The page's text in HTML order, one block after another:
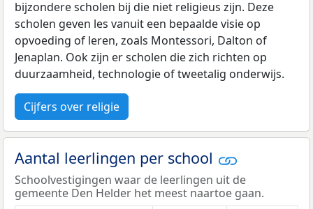
bijzondere scholen bij die niet religieus zijn. Deze
scholen geven les vanuit een bepaalde visie op
opvoeding of leren, zoals Montessori, Dalton of
Jenaplan. Ook zijn er scholen die zich richten op
duurzaamheid, technologie of tweetalig onderwijs.
Cijfers over religie
Aantal leerlingen per school
Schoolvestigingen waar de leerlingen uit de
gemeente Den Helder het meest naartoe gaan.